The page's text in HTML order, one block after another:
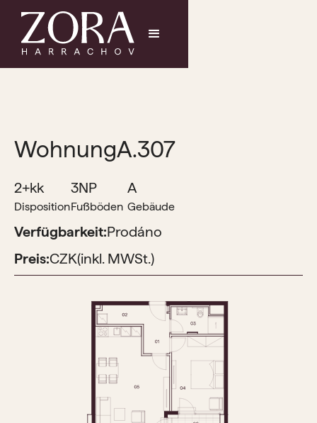
WohnungA.307
2+kk 3NP A
DispositionFußböden Gebäude
Verfügbarkeit:Prodáno
Preis:CZK(inkl. MWSt.)